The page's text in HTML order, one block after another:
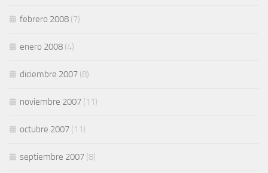
febrero 2008 (7)
enero 2008 (4)
diciembre 2007 (8)
noviembre 2007 (11)
octubre 2007 (11)
septiembre 2007 (8)